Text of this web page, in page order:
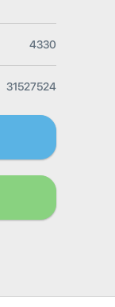
4330
31527524